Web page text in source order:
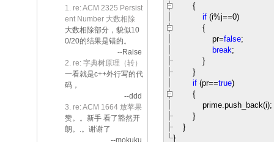
1. re: ACM 2325 Persist
ent Number 大数相除
大数相除部分，貌似10
0/20的结果是错的。
--Raise
2. re: 字典树原理（转）
一看就是c++外行写的代
码，
--ddd
3. re: ACM 1664 放苹果
赞。。新手 看了豁然开
朗。.。谢谢了
--mokuku
{
if (i%j==0)
{
pr=false;
break;
}
}
if (pr==true)
{
prime.push_back(i);
}
}
}